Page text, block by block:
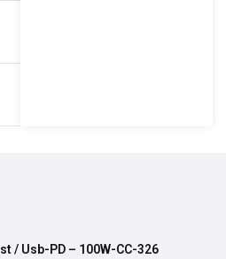
/ Usb-PD – 100W-CC-326